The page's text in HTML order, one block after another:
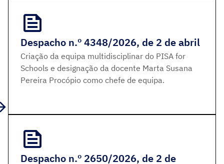
Despacho n.º 4348/2026, de 2 de abril
Criação da equipa multidisciplinar do PISA for
Schools e designação da docente Marta Susana
Pereira Procópio como chefe de equipa.
Despacho n.º 2650/2026, de 2 de